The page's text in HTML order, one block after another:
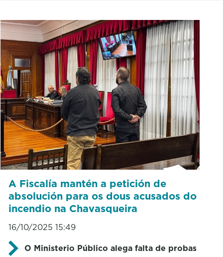
A Fiscalía mantén a petición de
absolución para os dous acusados do
incendio na Chavasqueira
16/10/2025 15:49
O Ministerio Público alega falta de probas